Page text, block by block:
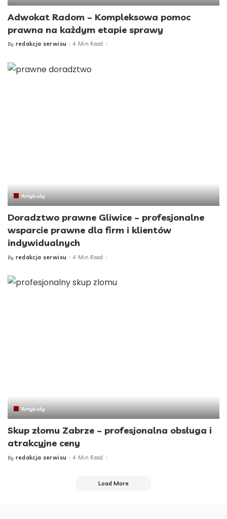
Adwokat Radom – Kompleksowa pomoc
prawna na każdym etapie sprawy
Posted
By redakcja serwisu 4 Min Read
Artykuły
Doradztwo prawne Gliwice – profesjonalne
wsparcie prawne dla firm i klientów
indywidualnych
Posted
By redakcja serwisu 4 Min Read
Artykuły
Skup złomu Zabrze – profesjonalna obsługa i
atrakcyjne ceny
Posted
By redakcja serwisu 4 Min Read
Load More